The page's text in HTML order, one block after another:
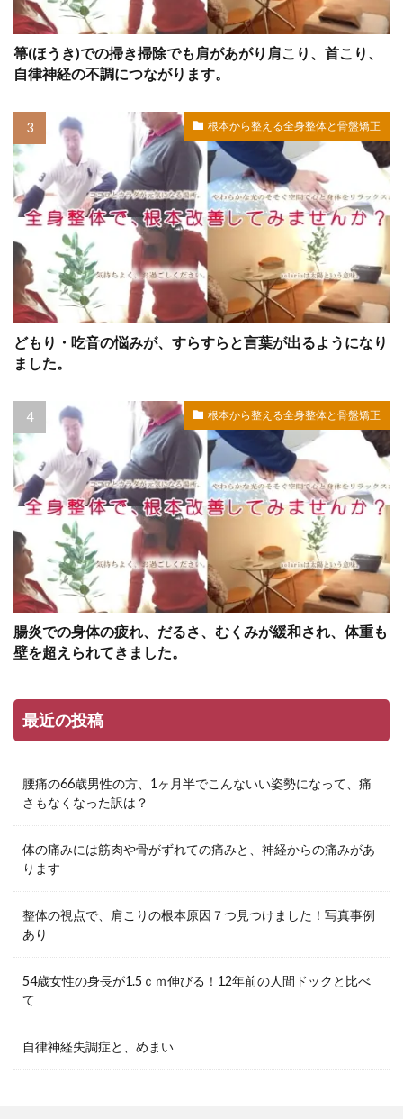
箒(ほうき)での掃き掃除でも肩があがり肩こり、首こり、
自律神経の不調につながります。
根本から整える全身整体と骨盤矯正
どもり・吃音の悩みが、すらすらと言葉が出るようになり
ました。
根本から整える全身整体と骨盤矯正
腸炎での身体の疲れ、だるさ、むくみが緩和され、体重も
壁を超えられてきました。
最近の投稿
腰痛の66歳男性の方、1ヶ月半でこんないい姿勢になって、痛
さもなくなった訳は？
体の痛みには筋肉や骨がずれての痛みと、神経からの痛みがあ
ります
整体の視点で、肩こりの根本原因７つ見つけました！写真事例
あり
54歳女性の身長が1.5ｃｍ伸びる！12年前の人間ドックと比べ
て
自律神経失調症と、めまい